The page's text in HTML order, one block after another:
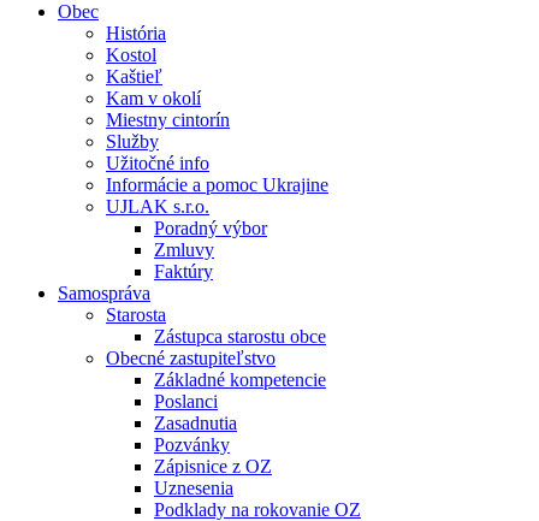
Obec
História
Kostol
Kaštieľ
Kam v okolí
Miestny cintorín
Služby
Užitočné info
Informácie a pomoc Ukrajine
UJLAK s.r.o.
Poradný výbor
Zmluvy
Faktúry
Samospráva
Starosta
Zástupca starostu obce
Obecné zastupiteľstvo
Základné kompetencie
Poslanci
Zasadnutia
Pozvánky
Zápisnice z OZ
Uznesenia
Podklady na rokovanie OZ